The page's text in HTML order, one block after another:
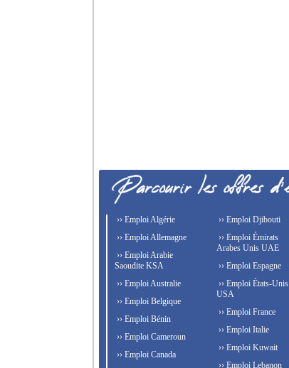
›› Emploi Algérie
›› Emploi Allemagne
›› Emploi Arabie
Saoudite KSA
›› Emploi Australie
›› Emploi Belgique
›› Emploi Bénin
›› Emploi Cameroun
›› Emploi Canada
›› Emploi Djibouti
›› Emploi Émirats
Arabes Unis UAE
›› Emploi Espagne
›› Emploi États-Unis
USA
›› Emploi France
›› Emploi Italie
›› Emploi Kuwait
›› Emploi Lebanon